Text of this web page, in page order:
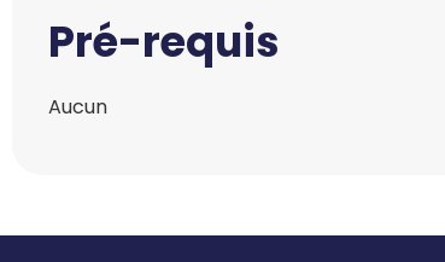
Pré-requis
Aucun